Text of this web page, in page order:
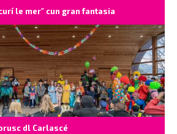
le mer" cun gran fantasia
dl Carlascé